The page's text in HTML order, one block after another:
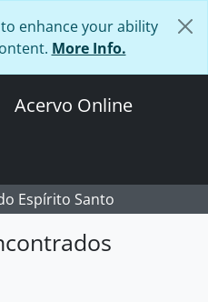
enhance your ability
More Info.
Acervo Online
Espírito Santo